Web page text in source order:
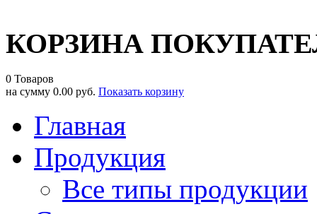
КОРЗИНА
0 Товаров
на сумму 0.00 руб. Показать корзину
Главная
Продукция
Все типы продукции